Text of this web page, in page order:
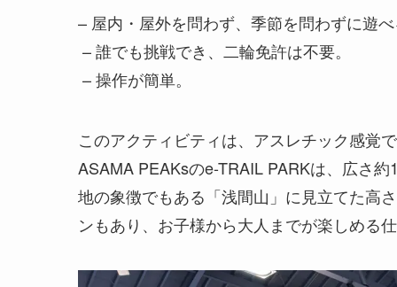
– 屋内・屋外を問わず、季節を問わずに遊
– 誰でも挑戦でき、二輪免許は不要。
– 操作が簡単。
このアクティビティは、アスレチック感覚
ASAMA PEAKsのe-TRAIL PARKは、広さ
地の象徴でもある「浅間山」に見立てた高
ンもあり、お子様から大人までが楽しめる